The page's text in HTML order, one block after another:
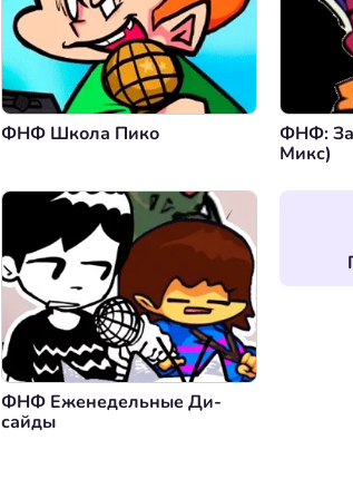
ФНФ Школа Пико
ФНФ:
Микс)
ФНФ Еженедельные Ди-
сайды